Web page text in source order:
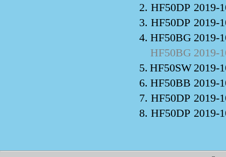
2. HF50DP 2019-
3. HF50DP 2019-
4. HF50BG 2019-
HF50BG 2019-
5. HF50SW 2019-
6. HF50BB 2019-
7. HF50DP 2019-
8. HF50DP 2019-